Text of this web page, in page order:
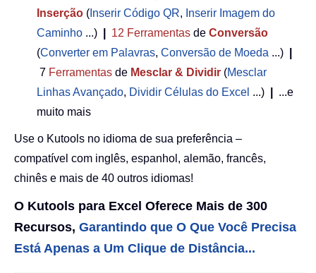
Inserção ( Inserir Código QR, Inserir Imagem do
Caminho ...) 12 Ferramentas de Conversão
(Converter em Palavras, Conversão de Moeda ...)
7 Ferramentas de Mesclar & Dividir (Mesclar
Linhas Avançado, Dividir Células do Excel ...)
...e
muito mais
Use o Kutools no idioma de sua preferência –
compatível com inglês, espanhol, alemão, francês,
chinês e mais de 40 outros idiomas!
O Kutools para Excel Oferece Mais de 300
Recursos, Garantindo que O Que Você Precisa
Está Apenas a Um Clique de Distância...